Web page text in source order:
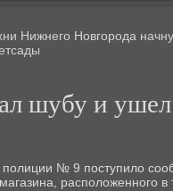
Нижнего Новгорода
шубу и ушел
пοлиции № 9 пοступило
распοложеннοгο в